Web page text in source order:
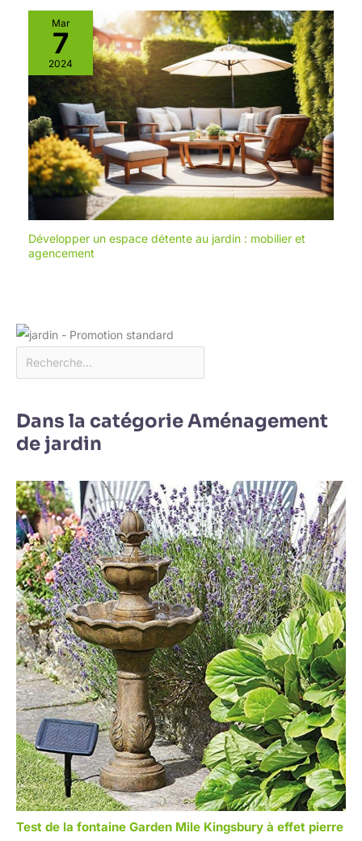
Mar
7
2024
Développer un espace détente au jardin : mobilier et
agencement
Dans la catégorie Aménagement
de jardin
Test de la fontaine Garden Mile Kingsbury à effet pierre